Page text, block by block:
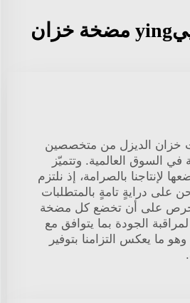
Why choose وييying مضخة خزان
خزان الديزل من متخصصين
في السوق العالمية. وتتميّز
لإنتاجنا بالصرامة، إذ نلتزم
على درايةٍ تامةٍ بالمتطلبات
نحرص على أن تخضع كل مضخة
الجودة بما يتوافق مع
ما يعكس التزامنا بتوفير